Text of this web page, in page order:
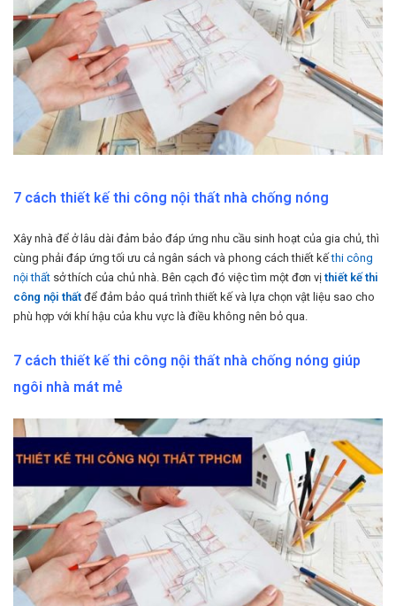
7 cách thiết kế thi công nội thất nhà chống nóng
Xây nhà để ở lâu dài đảm bảo đáp ứng nhu cầu sinh hoạt của gia chủ, thì
cùng phải đáp ứng tối ưu cả ngân sách và phong cách thiết kếthi công
nội thất sở thích của chủ nhà. Bên cạch đó việc tìm một đơn vị thiết kế thi
công nội thất để đảm bảo quá trình thiết kế và lựa chọn vật liệu sao cho
phù hợp với khí hậu của khu vực là điều không nên bỏ qua.
7 cách thiết kế thi công nội thất nhà chống nóng giúp
ngôi nhà mát mẻ